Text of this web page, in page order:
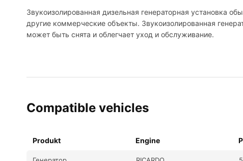
Звукоизолированная дизельная генераторная установка
другие коммерческие объекты. Звукоизолированная
может быть снята и облегчает уход и обслуживание.
Compatible vehicles
Produkt Engine